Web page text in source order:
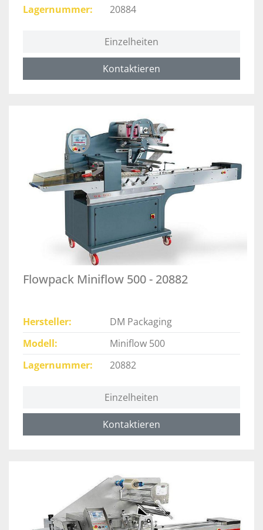
Lagernummer
20884
Einzelheiten
Kontaktieren
Flowpack Miniflow 500 - 20882
Hersteller
DM Packaging
Modell
Miniflow 500
Lagernummer
20882
Einzelheiten
Kontaktieren